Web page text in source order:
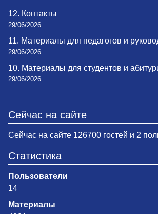
12. Контакты
29/06/2026
11. Материалы для педагогов и
29/06/2026
10. Материалы для студентов и
29/06/2026
Сейчас на сайте
Сейчас на сайте 126700 гостей и 2
Статистика
Пользователи
14
Материалы